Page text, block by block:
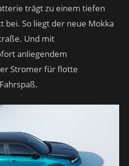
trägt zu einem tiefen
bei. So liegt der neue Mokka
Und mit
anliegendem
Stromer für flotte